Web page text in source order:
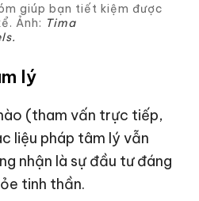
giúp bạn tiết kiệm được
Ảnh: Tima
lý
(tham vấn trực tiếp,
liệu pháp tâm lý vẫn
nhận là sự đầu tư đáng
tinh thần.